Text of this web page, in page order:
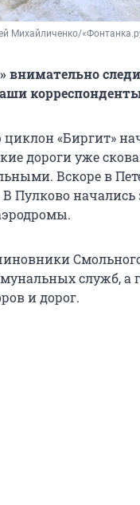
Михайличенко/
внимательно
«Биргит»
дороги уже
Вскоре в
В Пулково
служб, а
и дорог.